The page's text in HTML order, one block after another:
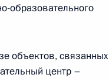
образовательного
объектов, связанных
центр –